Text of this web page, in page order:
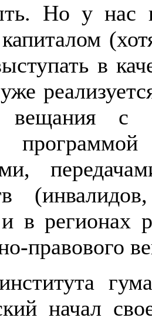
Но у нас
в
вещания с
программой
в регионах
правового
начал